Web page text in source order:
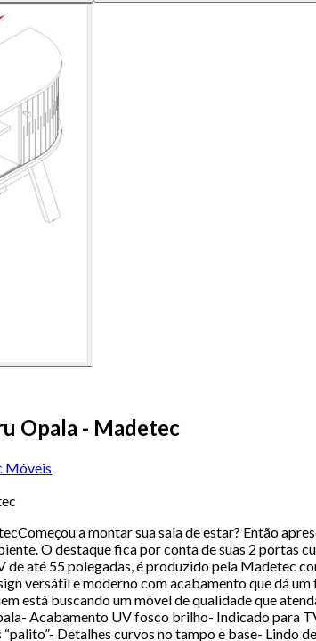
Opala - Madetec
Móveis
a montar sua sala de estar? Então
O destaque fica por conta de suas 2 portas
até 55 polegadas, é produzido pela Madetec
versátil e moderno com acabamento que dá
está buscando um móvel de qualidade que
Acabamento UV fosco brilho- Indicado para
Detalhes curvos no tampo e base-